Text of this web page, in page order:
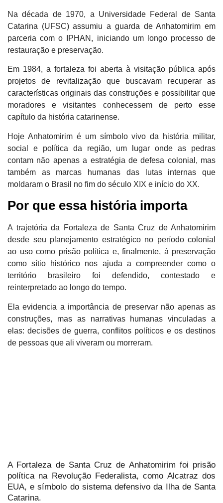
Na década de 1970, a Universidade Federal de Santa
Catarina (UFSC)assumiu a guarda de Anhatomirim em
parceria com o IPHAN, iniciando um longo processo de
restauração e preservação.
Em 1984, a fortaleza foi aberta à visitação pública após
projetos de revitalização que buscavam recuperar as
características originais das construções e possibilitar que
moradores e visitantes conhecessem de perto esse
capítulo da história catarinense.
Hoje Anhatomirim é um símbolo vivo da história militar,
social e política da região, um lugar onde as pedras
contam não apenas a estratégia de defesa colonial, mas
também as marcas humanas das lutas internas que
moldaram o Brasil no fim do século XIX e início do XX.
Por que essa história importa
A trajetória da Fortaleza de Santa Cruz de Anhatomirim
desde seu planejamento estratégico no período colonial
ao uso como prisão política e, finalmente, à preservação
como sítio histórico nos ajuda a compreender como o
território brasileiro foi defendido, contestado e
reinterpretado ao longo do tempo.
Ela evidencia a importância de preservar não apenas as
construções, mas as narrativas humanas vinculadas a
elas: decisões de guerra, conflitos políticos e os destinos
de pessoas que ali viveram ou morreram.
A Fortaleza de Santa Cruz de Anhatomirim foi prisão
política na Revolução Federalista, como Alcatraz dos
EUA, e símbolo do sistema defensivo da Ilha de Santa
Catarina.